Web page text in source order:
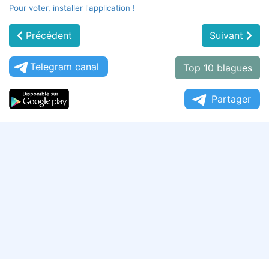
Pour voter, installer l'application !
Précédent Suivant
Telegram canal Top 10 blagues
Partager